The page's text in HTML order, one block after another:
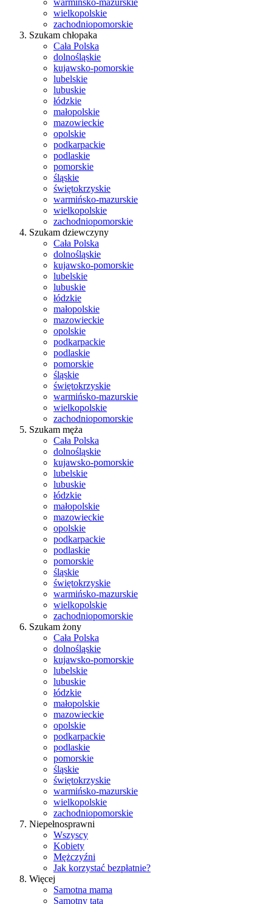
warmińsko-mazurskie
wielkopolskie
zachodniopomorskie
Szukam chłopaka
Cała Polska
dolnośląskie
kujawsko-pomorskie
lubelskie
lubuskie
łódzkie
małopolskie
mazowieckie
opolskie
podkarpackie
podlaskie
pomorskie
śląskie
świętokrzyskie
warmińsko-mazurskie
wielkopolskie
zachodniopomorskie
Szukam dziewczyny
Cała Polska
dolnośląskie
kujawsko-pomorskie
lubelskie
lubuskie
łódzkie
małopolskie
mazowieckie
opolskie
podkarpackie
podlaskie
pomorskie
śląskie
świętokrzyskie
warmińsko-mazurskie
wielkopolskie
zachodniopomorskie
Szukam męża
Cała Polska
dolnośląskie
kujawsko-pomorskie
lubelskie
lubuskie
łódzkie
małopolskie
mazowieckie
opolskie
podkarpackie
podlaskie
pomorskie
śląskie
świętokrzyskie
warmińsko-mazurskie
wielkopolskie
zachodniopomorskie
Szukam żony
Cała Polska
dolnośląskie
kujawsko-pomorskie
lubelskie
lubuskie
łódzkie
małopolskie
mazowieckie
opolskie
podkarpackie
podlaskie
pomorskie
śląskie
świętokrzyskie
warmińsko-mazurskie
wielkopolskie
zachodniopomorskie
Niepełnosprawni
Wszyscy
Kobiety
Mężczyźni
Jak korzystać bezpłatnie?
Więcej
Samotna mama
Samotny tata